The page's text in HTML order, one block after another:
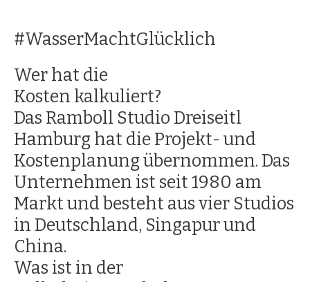
#WasserMachtGlücklich
Wer hat die
Kosten kalkuliert?
Das Ramboll Studio Dreiseitl
Hamburg hat die Projekt- und
Kostenplanung übernommen. Das
Unternehmen ist seit 1980 am
Markt und besteht aus vier Studios
in Deutschland, Singapur und
China.
Was ist in der